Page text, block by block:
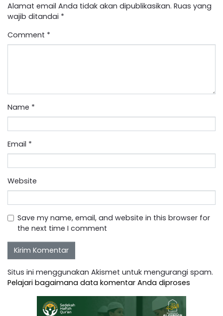
Alamat email Anda tidak akan dipublikasikan. Ruas yang
wajib ditandai *
Comment *
Name *
Email *
Website
Save my name, email, and website in this browser for
the next time I comment
Situs ini menggunakan Akismet untuk mengurangi spam.
Pelajari bagaimana data komentar Anda diproses